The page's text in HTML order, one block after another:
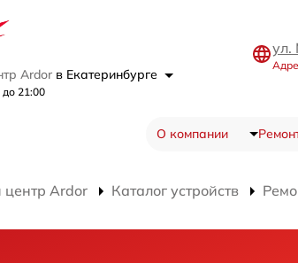
Ardor в Екатеринбурге
21:00
ул.
О компании
Ardor Каталог устройств